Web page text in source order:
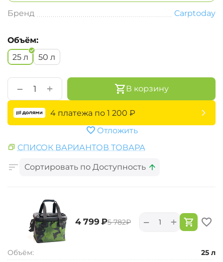
Бренд Carptoday
Объём:
25 л
50 л
+
− В корзину
4 платежа по 1 200 ₽
Отложить
СПИСОК ВАРИАНТОВ ТОВАРА
Сортировать по Доступность
‍4 799‍ ₽‍5 782‍₽ +
−
Объём: 25 л